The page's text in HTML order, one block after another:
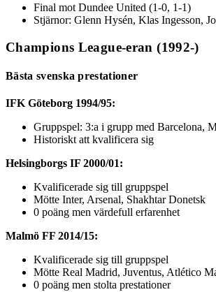
Final mot Dundee United (1-0, 1-1)
Stjärnor: Glenn Hysén, Klas Ingesson,
Champions League-eran (1992-)
Bästa svenska prestationer
IFK Göteborg 1994/95:
Gruppspel: 3:a i grupp med Barcelona,
Historiskt att kvalificera sig
Helsingborgs IF 2000/01:
Kvalificerade sig till gruppspel
Mötte Inter, Arsenal, Shakhtar Donetsk
0 poäng men värdefull erfarenhet
Malmö FF 2014/15:
Kvalificerade sig till gruppspel
Mötte Real Madrid, Juventus, Atlético
0 poäng men stolta prestationer